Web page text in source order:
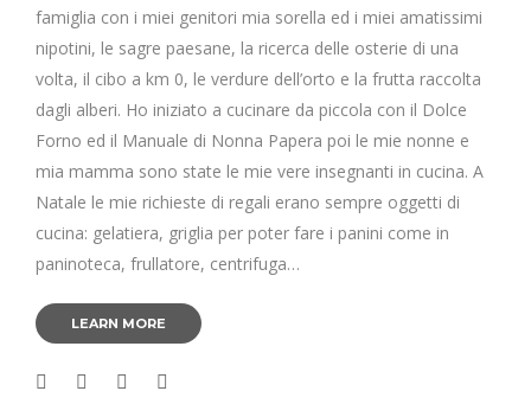
famiglia con i miei genitori mia sorella ed i miei amatissimi
nipotini, le sagre paesane, la ricerca delle osterie di una
volta, il cibo a km 0, le verdure dell’orto e la frutta raccolta
dagli alberi. Ho iniziato a cucinare da piccola con il Dolce
Forno ed il Manuale di Nonna Papera poi le mie nonne e
mia mamma sono state le mie vere insegnanti in cucina. A
Natale le mie richieste di regali erano sempre oggetti di
cucina: gelatiera, griglia per poter fare i panini come in
paninoteca, frullatore, centrifuga…
LEARN MORE